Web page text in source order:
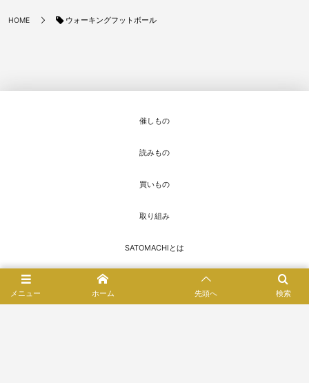
HOME ウォーキングフットボール
催しもの
読みもの
買いもの
取り組み
SATOMACHIとは
メニュー 検索
ホーム 先頭へ